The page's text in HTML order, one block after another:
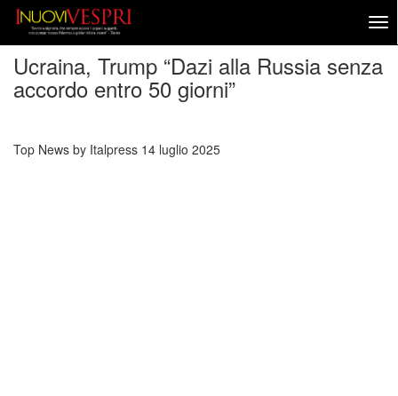
Ucraina, Trump “Dazi alla Russia senza
accordo entro 50 giorni”
Top News by Italpress 14 luglio 2025